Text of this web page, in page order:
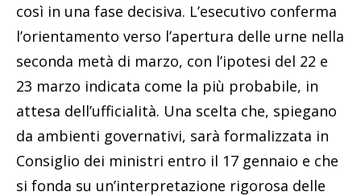
così in una fase decisiva. L’esecutivo conferma
l’orientamento verso l’apertura delle urne nella
seconda metà di marzo, con l’ipotesi del 22 e
23 marzo indicata come la più probabile, in
attesa dell’ufficialità. Una scelta che, spiegano
da ambienti governativi, sarà formalizzata in
Consiglio dei ministri entro il 17 gennaio e che
si fonda su un’interpretazione rigorosa delle